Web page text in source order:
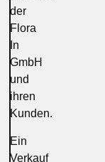
der
Flora
In
GmbH
und
ihren
Kunden.
Ein
Verkauf